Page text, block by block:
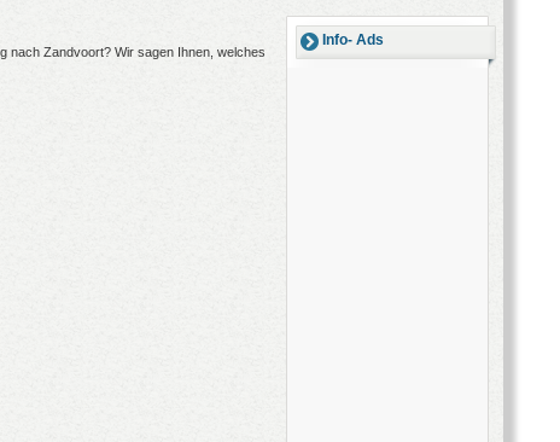
Info- Ads
nach Zandvoort? Wir sagen Ihnen, welches